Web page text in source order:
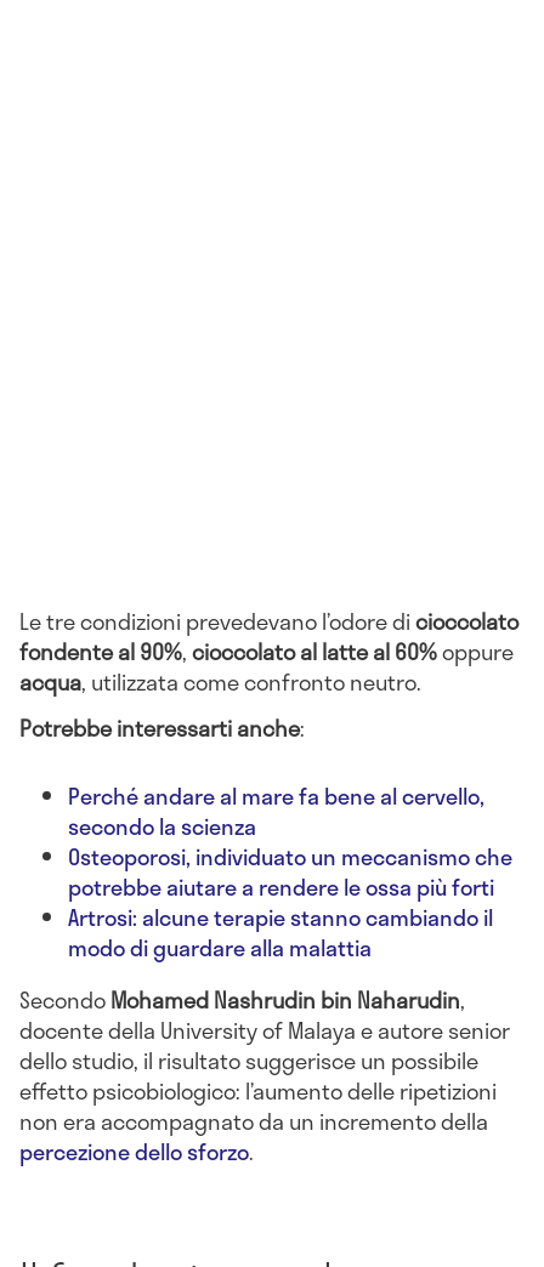
Le tre condizioni prevedevano l’odore dicioccolato
fondente al 90%,cioccolato al latte al 60%oppure
acqua, utilizzata come confronto neutro.
Potrebbe interessarti anche:
Perché andare al mare fa bene al cervello,
secondo la scienza
Osteoporosi, individuato un meccanismo che
potrebbe aiutare a rendere le ossa più forti
Artrosi: alcune terapie stanno cambiando il
modo di guardare alla malattia
SecondoMohamed Nashrudin bin Naharudin,
docente della University of Malaya e autore senior
dello studio, il risultato suggerisce un possibile
effetto psicobiologico: l’aumento delle ripetizioni
non era accompagnato da un incremento della
percezione dello sforzo.